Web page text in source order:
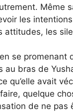
Même
les
attitudes, les
se promenant
au bras de
qu’elle avait
quelque
de ne pas